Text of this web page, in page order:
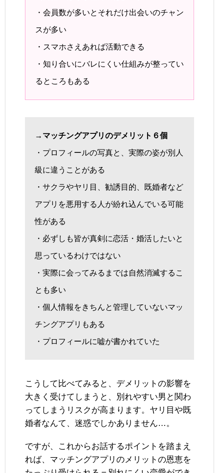
・会員数が多いとそれだけ出会いのチャン
スが多い
・スマホさえあれば活動できる
・知り合いにバレにくい仕組みが整ってい
るところもある
→マッチングアプリのデメリット６個
・プロフィールの写真と、実際の姿が別人
級に違うことがある
・サクラやヤリ目、勧誘目的、既婚者など
アプリを悪用する人が紛れ込んでいる可能
性がある
・必ずしも皆が真剣に恋活・婚活したいと
思っているわけではない
・実際に会ってみるまでは自然消滅するこ
とも多い
・個人情報をきちんと管理していないマッ
チングアプリもある
・プロフィールに嘘が書かれていた
こうして比べてみると、デメリットの影響を
大きく受けてしまうと、別れやすい男と関わ
ってしまうリスクが高まります。ヤリ目や既
婚者なんて、迷惑でしかありません…。
ですが、これからお話するポイントを踏まえ
れば、マッチングアプリのメリットの恩恵を